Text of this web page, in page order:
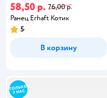
58,50 р. 76,00 р.
Ранец Erhaft Котик
5
В корзину